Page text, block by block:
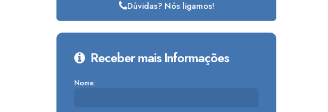
Dúvidas? Nós ligamos!
Receber mais Informações
Nome: